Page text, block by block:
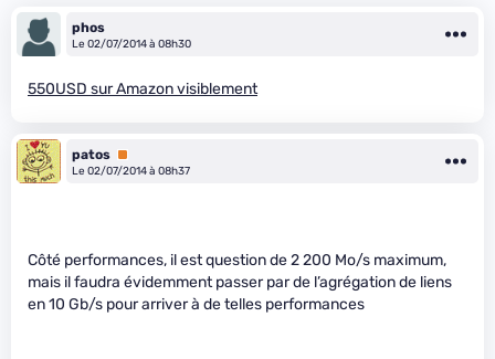
phos
Le 02/07/2014 à 08h30
550USD sur Amazon visiblement
patos Premium
Le 02/07/2014 à 08h37
Côté performances, il est question de 2 200 Mo/s maximum,
mais il faudra évidemment passer par de l’agrégation de liens
en 10 Gb/s pour arriver à de telles performances